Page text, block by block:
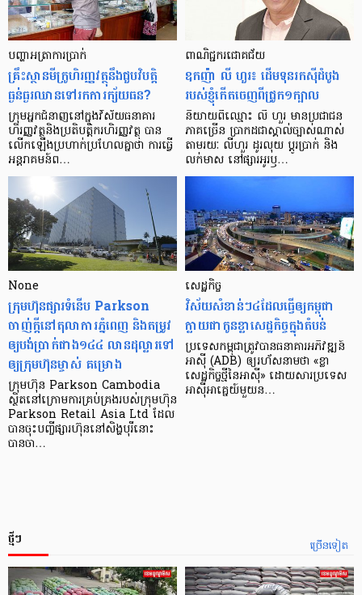
បញ្ហា​អត្រា​ការប្រាក់
គ្រឹះស្ថាន​មីក្រូ​ហិរញ្ញវត្ថុ​នឹង​ជួប​វិបត្តិ​
ធ្ងន់ធ្ងរ​ឈាន​ទៅ​រក​ការ​ក្ស័យធន?
ក្រុម​អ្នក​ជំនាញ​នៅ​ក្នុង​វិស័យ​ធនាគារ
ហិរញ្ញវត្ថុ​និង​ប្រតិបត្តិករ​ហិរញ្ញ​វត្ថុ បាន​​
លើក​ឡើង​ប្រហាក់​ប្រហែល​គ្នា​ថា ការ​ធ្វើ​
អន្តរាគមន៍​ព…
ពាណិជ្ជករជោគជ័យ
ឧកញ៉ា លី ហួរ៖ ដើមទុនរកស៊ីដំបូង
របស់ខ្ញុំកើតចេញពីជ្រូក១ក្បាល
និយាយ​ពី​ឈ្មោះ លី ហួរ មាន​ប្រជាជន​
ភាគ​ច្រើន ប្រាកដ​ជា​ស្គាល់​ច្បាស់​ណាស់
តាមរយៈ លីហួរ ដូរ​លុយ ប្តូរ​បា្រក់ និង​
លក់​មាស នៅ​ផ្សារ​អូរ​ឫ…
None
ក្រុមហ៊ុនផ្សារទំនើប Parkson
ចាញ់ក្ដីនៅតុលាការភ្នំពេញ និងតម្រូវ
ឲ្យបង់ប្រាក់ជាង១៤៤ លានដុល្លារទៅ
ឲ្យក្រុមហ៊ុនម្ចាស់ គម្រោង
ក្រុមហ៊ុន Parkson Cambodia
ស្ថិតនៅក្រោមការគ្រប់គ្រងរបស់ក្រុមហ៊ុន
Parkson Retail Asia Ltd ដែល
បានចុះបញ្ចីផ្សារហ៊ុននៅសិង្ហបុរីនោះ
បានចា…
សេដ្ឋកិច្ច​
វិស័យ​សំខាន់ៗ​៤​ដែល​ធ្វើ​ឲ្យ​កម្ពុជា​
ក្លាយ​ជា​កូន​ខ្លា​សេដ្ឋកិច្ច​ក្នុង​តំបន់
ប្រទេស​កម្ពុជា​ត្រូវ​បាន​ធនាគារ​អភិវឌ្ឍន៍​
អាស៊ី (ADB) ឲ្យ​រហ័ស​នាមថា «ខ្លា​
សេដ្ឋកិច្ច​ថ្មី​នៃ​អាស៊ី» ដោយសារ​ប្រទេស​
អាស៊ី​អាគ្នេយ៍​មួយ​ន…
ច្រើនទៀត
ថ្មីៗ